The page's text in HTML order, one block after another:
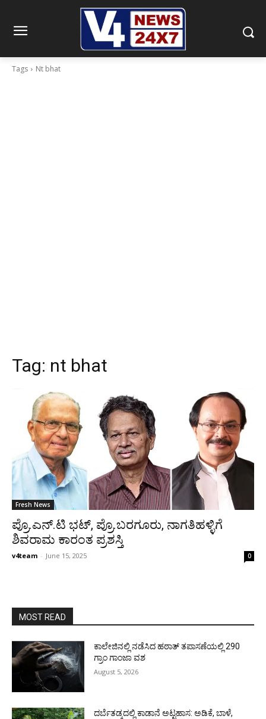
Tags Nt bhat
Tag: nt bhat
Fresh News
ಪ್ರೊ.ಎನ್.ಟಿ ಭಟ್, ಪ್ರೊ.ಬರಗೂರು, ನಾಗತಿಹಳ್ಳಿಗೆ
ಶಿವರಾಮ ಕಾರಂತ ಪ್ರಶಸ್ತಿ
v4team - June 15, 2025 0
MOST READ
ಕಾಲೇಜಿನಲ್ಲಿ ನಡೆಸಿದ ಹಠಾತ್ ತಪಾಸಣೆಯಲ್ಲಿ 290
ಗ್ರಾಂ ಗಾಂಜಾ ವಶ
August 5, 2026
ದರ್ಬೆತಡ್ಕದಲ್ಲಿ ಕಾಡಾನೆ ಅಟ್ಟಹಾಸ: ಅಡಿಕೆ, ಬಾಳೆ,